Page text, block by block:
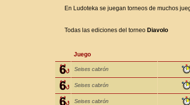
En Ludoteka se juegan torneos de muchos
Todas las ediciones del torneo Diavolo
Juego
Seises cabrón
Seises cabrón
Seises cabrón